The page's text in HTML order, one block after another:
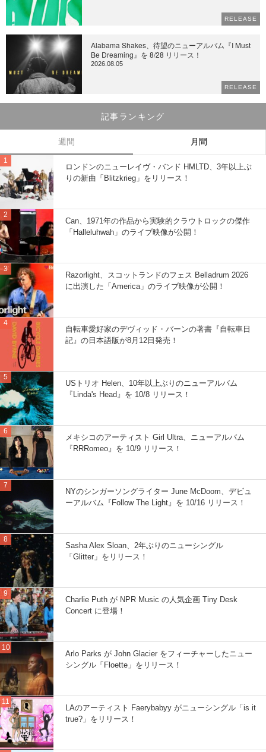
RELEASE
Alabama Shakes、待望のニューアルバム『I Must
Be Dreaming』を 8/28 リリース！
2026.08.05
RELEASE
記事ランキング
週間 月間
ロンドンのニューレイヴ・バンド HMLTD、3年以上ぶ
りの新曲「Blitzkrieg」をリリース！
Can、1971年の作品から実験的クラウトロックの傑作
「Halleluhwah」のライブ映像が公開！
Razorlight、スコットランドのフェス Belladrum 2026
に出演した「America」のライブ映像が公開！
自転車愛好家のデヴィッド・バーンの著書『自転車日
記』の日本語版が8月12日発売！
USトリオ Helen、10年以上ぶりのニューアルバム
『Linda's Head』を 10/8 リリース！
メキシコのアーティスト Girl Ultra、ニューアルバム
『RRRomeo』を 10/9 リリース！
NYのシンガーソングライター June McDoom、デビュ
ーアルバム『Follow The Light』を 10/16 リリース！
Sasha Alex Sloan、2年ぶりのニューシングル
「Glitter」をリリース！
Charlie Puth が NPR Music の人気企画 Tiny Desk
Concert に登場！
Arlo Parks が John Glacier をフィーチャーしたニュー
シングル「Floette」をリリース！
LAのアーティスト Faerybabyy がニューシングル「is it
true?」をリリース！